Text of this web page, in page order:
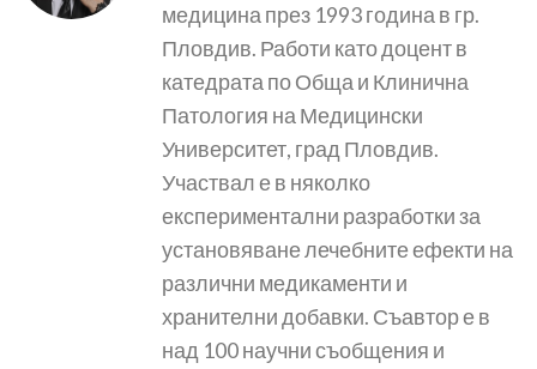
медицина през 1993 година в гр.
Пловдив. Работи като доцент в
катедрата по Обща и Клинична
Патология на Медицински
Университет, град Пловдив.
Участвал е в няколко
експериментални разработки за
установяване лечебните ефекти на
различни медикаменти и
хранителни добавки. Съавтор е в
над 100 научни съобщения и